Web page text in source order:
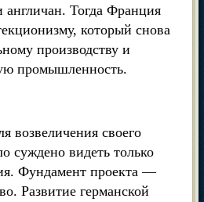
Тогда Франция
который снова
производству и
промышленность.
возвеличения своего
суждено видеть только
Фундамент проекта —
Развитие германской